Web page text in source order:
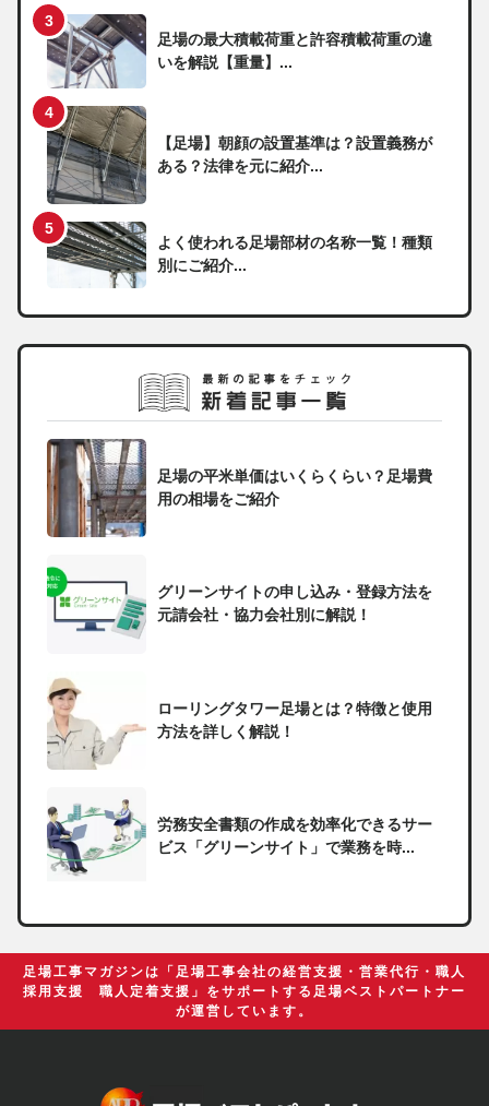
足場の最大積載荷重と許容積載荷重の違
いを解説【重量】...
【足場】朝顔の設置基準は？設置義務が
ある？法律を元に紹介...
よく使われる足場部材の名称一覧！種類
別にご紹介...
足場の平米単価はいくらくらい？足場費
用の相場をご紹介
グリーンサイトの申し込み・登録方法を
元請会社・協力会社別に解説！
ローリングタワー足場とは？特徴と使用
方法を詳しく解説！
労務安全書類の作成を効率化できるサー
ビス「グリーンサイト」で業務を時...
届いたらどうしたらいい？
足場工事マガジンは「足場工事会社の経営支援・営業代行・職人
採用支援 職人定着支援」をサポートする足場ベストパートナー
が運営しています。